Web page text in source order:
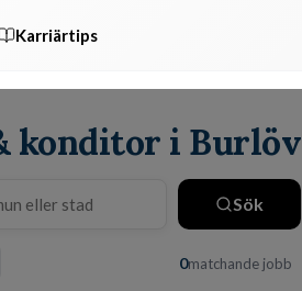
Karriärtips
konditor i Burlöv
Sök
0matchande jobb